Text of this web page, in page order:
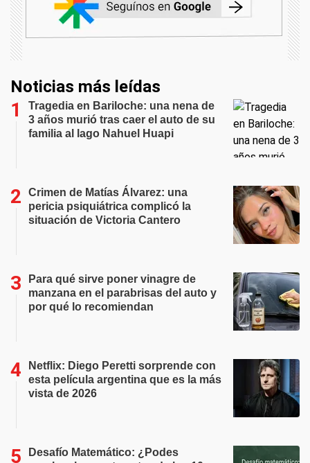
Noticias más leídas
Tragedia en Bariloche: una nena de
3 años murió tras caer el auto de su
familia al lago Nahuel Huapi
Crimen de Matías Álvarez: una
pericia psiquiátrica complicó la
situación de Victoria Cantero
Para qué sirve poner vinagre de
manzana en el parabrisas del auto y
por qué lo recomiendan
Netflix: Diego Peretti sorprende con
esta película argentina que es la más
vista de 2026
Desafío Matemático: ¿Podes